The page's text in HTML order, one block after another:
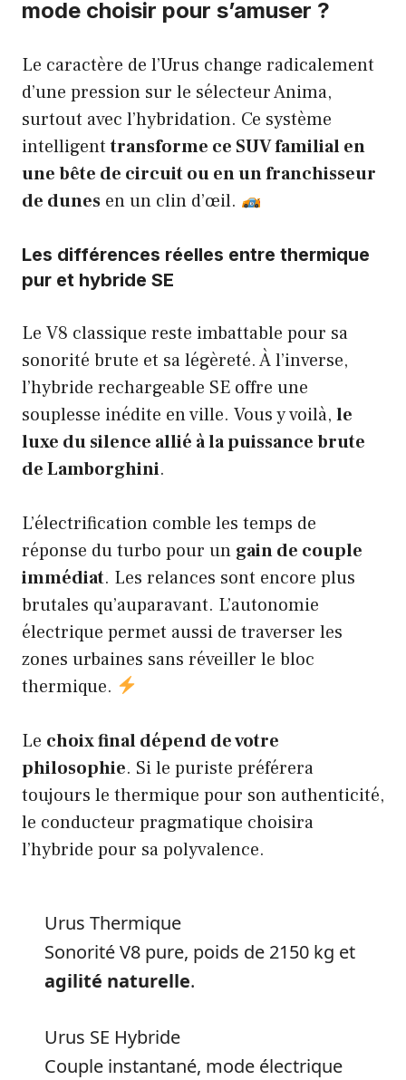
mode choisir pour s’amuser ?
Le caractère de l’Urus change radicalement
d’une pression sur le sélecteur Anima,
surtout avec l’hybridation. Ce système
intelligenttransforme ce SUV familial en
une bête de circuit ou en un franchisseur
de dunes en un clin d’œil.
Les différences réelles entre thermique
pur et hybride SE
Le V8 classique reste imbattable pour sa
sonorité brute et sa légèreté. À l’inverse,
l’hybride rechargeable SE offre une
souplesse inédite en ville. Vous y voilà, le
luxe du silence allié à la puissance brute
de Lamborghini.
L’électrification comble les temps de
réponse du turbo pour un gain de couple
immédiat. Les relances sont encore plus
brutales qu’auparavant. L’autonomie
électrique permet aussi de traverser les
zones urbaines sans réveiller le bloc
thermique.
Le choix final dépend de votre
philosophie. Si le puriste préférera
toujours le thermique pour son authenticité,
le conducteur pragmatique choisira
l’hybride pour sa polyvalence.
Urus Thermique
Sonorité V8 pure, poids de 2150 kg et
agilité naturelle.
Urus SE Hybride
Couple instantané, mode électrique